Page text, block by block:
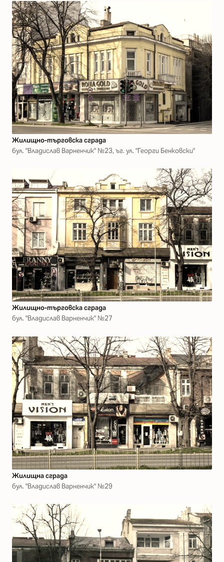
Жилищно-търговска сграда
бул. "Владислав Варненчик" №23, ъг. ул. "Георги Бенковски"
Жилищно-търговска сграда
бул. "Владислав Варненчик" №27
Жилищна сграда
бул. "Владислав Варненчик" №29